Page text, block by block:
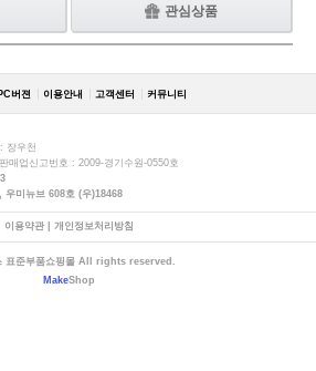
관심상품
PC버젼 이용안내 고객센터 커뮤니티
장우천
매업신고번호 : 2009-경기수원-0550호
우미뉴브 608호 (우)18468
이용약관| 개인정보처리방침
표준부품쇼핑몰 All rights reserved.
MakeShop